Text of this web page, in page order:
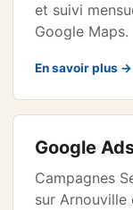
et suivi
Google Maps.
En savoir plus →
Google
Campagnes
sur Arnouville